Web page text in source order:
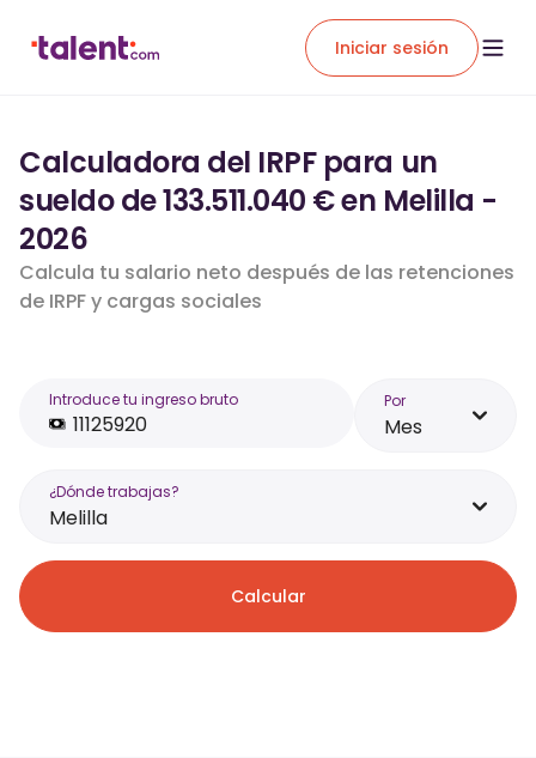
Iniciar sesión
Calculadora del IRPF para un
sueldo de 133.511.040 € en Melilla -
2026
Calcula tu salario neto después de las retenciones
de IRPF y cargas sociales
Introduce tu ingreso bruto Por
Mes
¿Dónde trabajas?
Melilla
Calcular